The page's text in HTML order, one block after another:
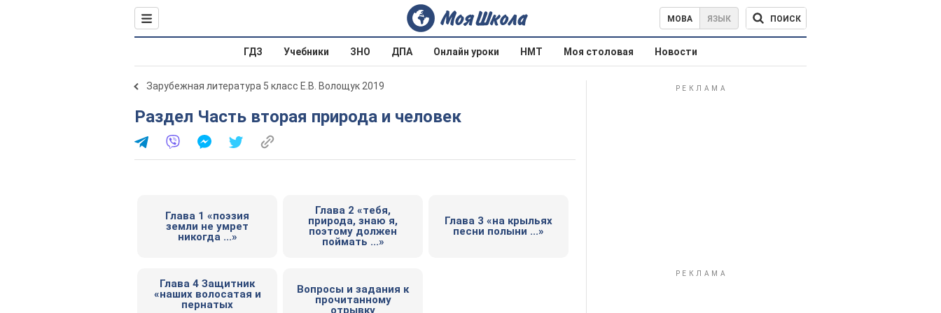
МОВА ЯЗЫК ПОИСК
ГДЗ Учебники ЗНО ДПА Онлайн уроки НМТ Моя столовая Новости
Зарубежная литература 5 класс Е.В. Волощук 2019
Раздел Часть вторая природа и человек
Глава 1 «поэзия
земли не умрет
никогда ...»
Глава 2 «тебя,
природа, знаю я,
поэтому должен
поймать ...»
Глава 3 «на крыльях
песни полыни ...»
Глава 4 Защитник
«наших волосатая и
пернатых
Вопросы и задания к
прочитанному
отрывку